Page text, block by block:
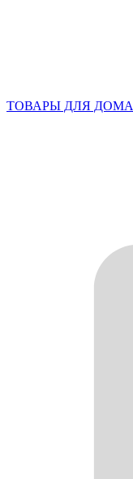
ТОВАРЫ ДЛЯ ДОМА